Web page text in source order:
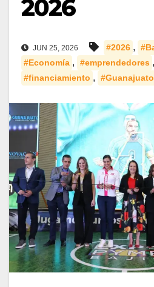
2026
JUN 25, 2026 #2026 ,
#Economía , #emprendedores ,
#financiamiento , #Guanajuato